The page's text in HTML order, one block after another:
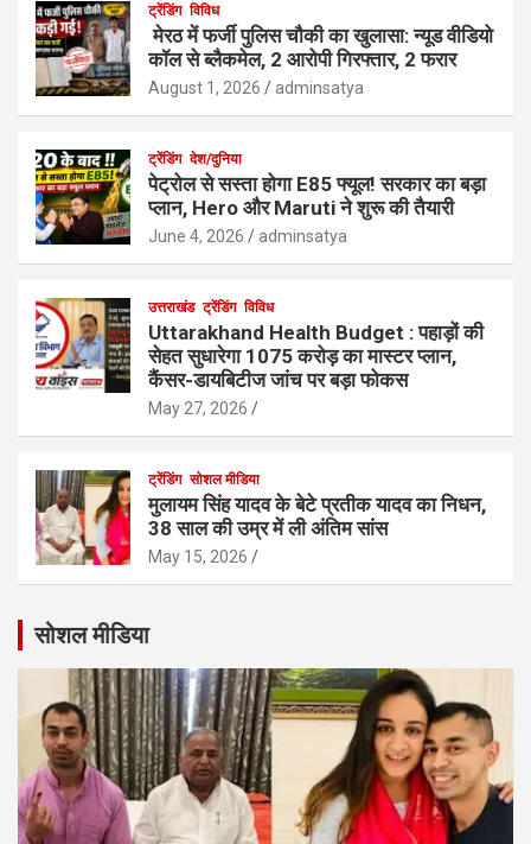
ट्रेंडिंग विविध
मेरठ में फर्जी पुलिस चौकी का खुलासा: न्यूड वीडियो
कॉल से ब्लैकमेल, 2 आरोपी गिरफ्तार, 2 फरार
August 1, 2026 adminsatya
ट्रेंडिंग देश/दुनिया
पेट्रोल से सस्ता होगा E85 फ्यूल! सरकार का बड़ा
प्लान, Hero और Maruti ने शुरू की तैयारी
June 4, 2026 adminsatya
उत्तराखंड ट्रेंडिंग विविध
Uttarakhand Health Budget : पहाड़ों की
सेहत सुधारेगा 1075 करोड़ का मास्टर प्लान,
कैंसर-डायबिटीज जांच पर बड़ा फोकस
May 27, 2026
ट्रेंडिंग सोशल मीडिया
मुलायम सिंह यादव के बेटे प्रतीक यादव का निधन,
38 साल की उम्र में ली अंतिम सांस
May 15, 2026
सोशल मीडिया